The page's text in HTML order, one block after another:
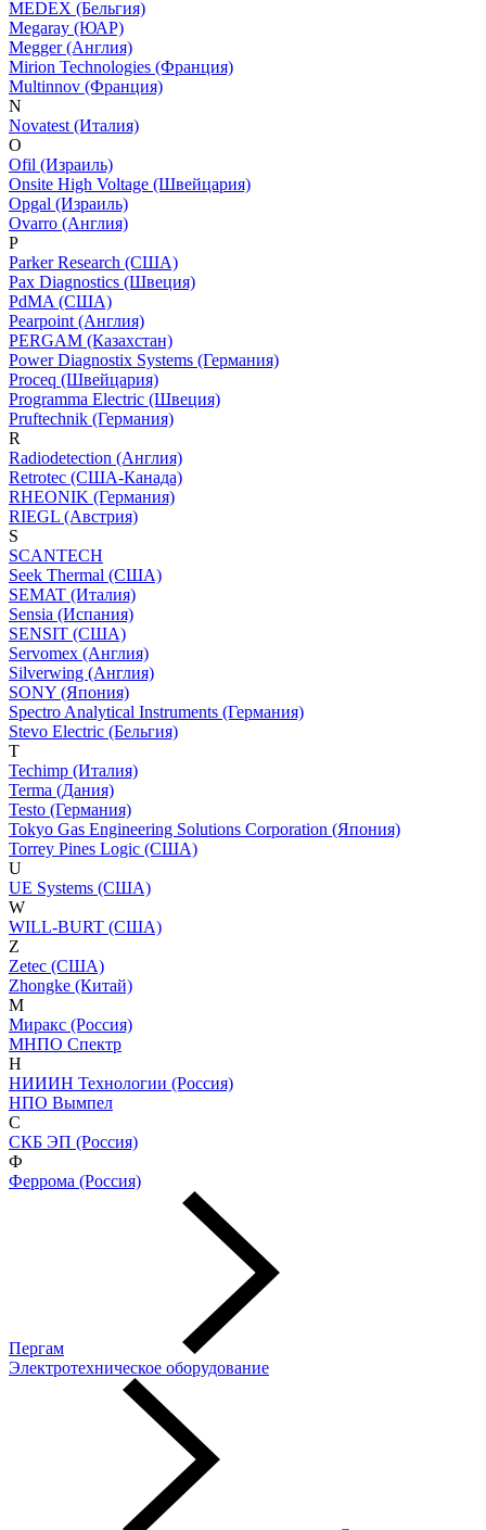
MEDEX (Бельгия)
Megaray (ЮАР)
Megger (Англия)
Mirion Technologies (Франция)
Multinnov (Франция)
N
Novatest (Италия)
O
Ofil (Израиль)
Onsite High Voltage (Швейцария)
Opgal (Израиль)
Ovarro (Англия)
P
Parker Research (США)
Pax Diagnostics (Швеция)
PdMA (США)
Pearpoint (Англия)
PERGAM (Казахстан)
Power Diagnostix Systems (Германия)
Proceq (Швейцария)
Programma Electric (Швеция)
Pruftechnik (Германия)
R
Radiodetection (Англия)
Retrotec (США-Канада)
RHEONIK (Германия)
RIEGL (Австрия)
S
SCANTECH
Seek Thermal (США)
SEMAT (Италия)
Sensia (Испания)
SENSIT (США)
Servomex (Англия)
Silverwing (Англия)
SONY (Япония)
Spectro Analytical Instruments (Германия)
Stevo Electric (Бельгия)
T
Techimp (Италия)
Terma (Дания)
Testo (Германия)
Tokyo Gas Engineering Solutions Corporation (Япония)
Torrey Pines Logic (США)
U
UE Systems (США)
W
WILL-BURT (США)
Z
Zetec (США)
Zhongke (Китай)
М
Миракс (Россия)
МНПО Спектр
Н
НИИИН Технологии (Россия)
НПО Вымпел
С
СКБ ЭП (Россия)
Ф
Феррома (Россия)
Пергам
Электротехническое оборудование